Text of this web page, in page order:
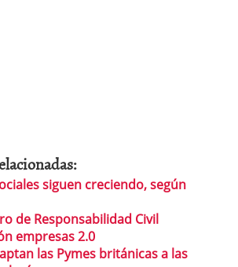
siguen creciendo, según
de Responsabilidad Civil
empresas 2.0
las Pymes británicas a las